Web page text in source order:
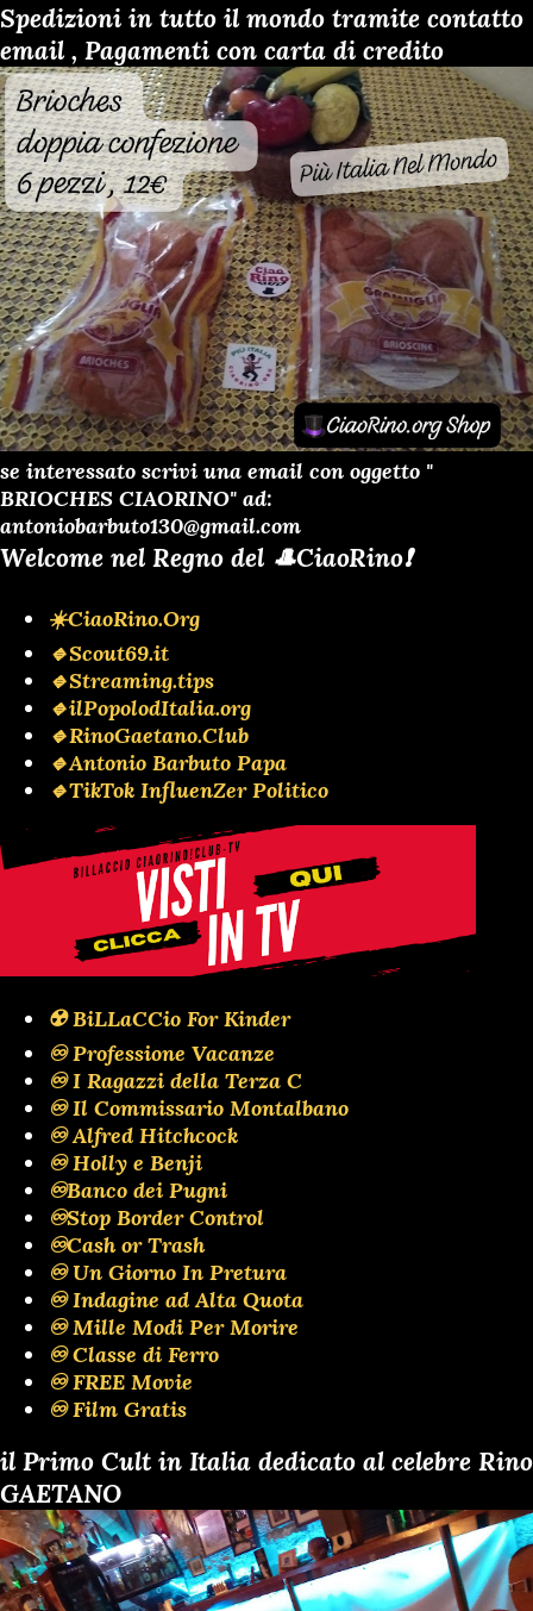
Spedizioni in tutto il mondo tramite contatto
email , Pagamenti con carta di credito
se interessato scrivi una email con oggetto "
BRIOCHES CIAORINO" ad:
antoniobarbuto130@gmail.com
Welcome nel Regno del 🎩CiaoRino❗️
☀️CiaoRino.Org
🔹Scout69.it
🔹Streaming.tips
🔹ilPopolodItalia.org
🔹RinoGaetano.Club
🔹Antonio Barbuto Papa
🔹TikTok InfluenZer Politico
☢️ BiLLaCCio For Kinder
♾️ Professione Vacanze
♾️ I Ragazzi della Terza C
♾️ Il Commissario Montalbano
♾️ Alfred Hitchcock
♾️ Holly e Benji
♾️Banco dei Pugni
♾️Stop Border Control
♾️Cash or Trash
♾️ Un Giorno In Pretura
♾️ Indagine ad Alta Quota
♾️ Mille Modi Per Morire
♾️ Classe di Ferro
♾️ FREE Movie
♾️ Film Gratis
il Primo Cult in Italia dedicato al celebre Rino
GAETANO